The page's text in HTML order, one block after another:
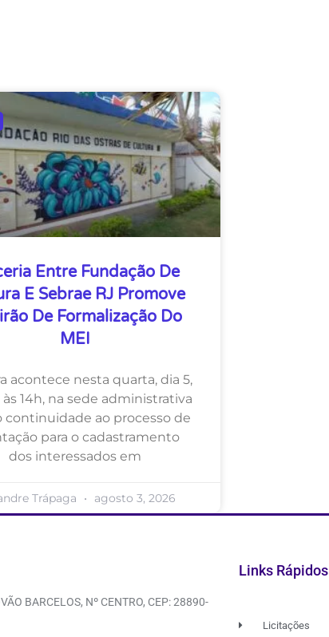
Entre Fundação De
E Sebrae RJ Promove
De Formalização Do
MEI
acontece nesta quarta, dia 5,
14h, na sede administrativa
continuidade ao processo de
para o cadastramento
dos interessados em
Trápaga agosto 3, 2026
BARCELOS, Nº CENTRO, CEP: 28890-
Links Rápidos
Licitações